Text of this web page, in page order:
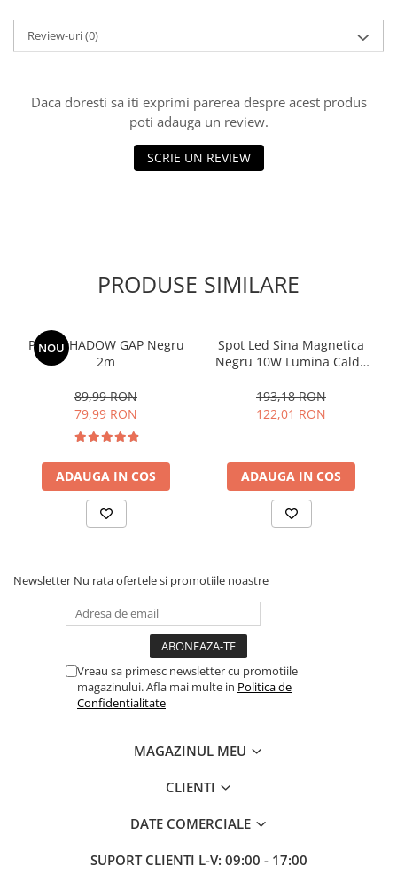
Review-uri(0)
Daca doresti sa iti exprimi parerea despre acest produs
poti adauga un review.
SCRIE UN REVIEW
PRODUSE SIMILARE
NOU
Profil SHADOW GAP Negru
2m
89,99 RON
79,99 RON
ADAUGA IN COS
Spot Led Sina Magnetica
Negru 10W Lumina Calda
193,18 RON
122,01 RON
ADAUGA IN COS
Newsletter Nu rata ofertele si promotiile noastre
Vreau sa primesc newsletter cu promotiile
magazinului. Afla mai multe in Politica de
Confidentialitate
MAGAZINUL MEU
CLIENTI
DATE COMERCIALE
SUPORT CLIENTI L-V: 09:00 - 17:00